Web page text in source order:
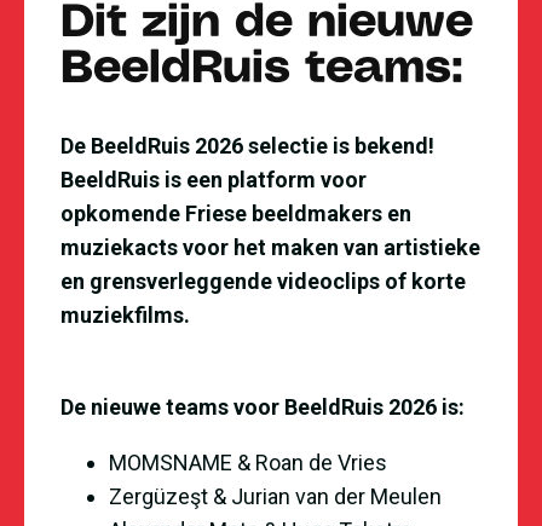
Dit zijn de nieuwe
BeeldRuis teams:
De BeeldRuis 2026 selectie is bekend!
BeeldRuis is een platform voor
opkomende Friese beeldmakers en
muziekacts voor het maken van artistieke
en grensverleggende videoclips of korte
muziekfilms.
De nieuwe teams voor BeeldRuis 2026 is:
MOMSNAME & Roan de Vries
Zergüzeşt & Jurian van der Meulen